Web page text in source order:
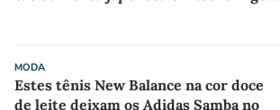
MODA
Estes tênis New Balance na cor doce
de leite deixam os Adidas Samba no